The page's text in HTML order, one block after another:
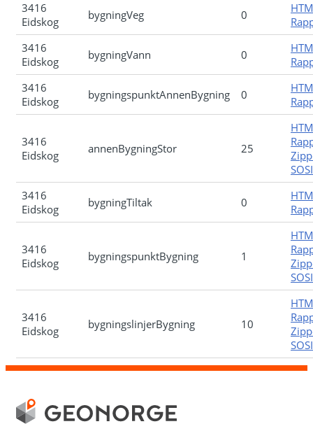
3416
Eidskog
bygningVeg 0
3416
Eidskog
bygningVann 0
3416
Eidskog
bygningspunktAnnenBygning 0
3416
Eidskog
annenBygningStor 25
3416
Eidskog
bygningTiltak 0
3416
Eidskog
bygningspunktBygning 1
3416
Eidskog
bygningslinjerBygning 10